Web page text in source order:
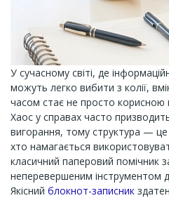
У сучасному світі, де
можуть легко вибити з колії,
часом стає не просто корисною
Хаос у справах часто
вигорання, тому структура — це
хто намагається
класичний паперовий помічник
неперевершеним інструментом
Якісний блокнот-записник